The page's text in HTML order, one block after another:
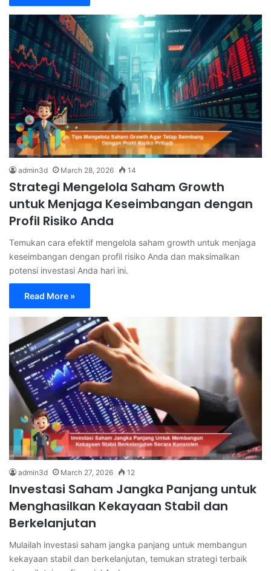
admin3d March 28, 2026 14
Strategi Mengelola Saham Growth
untuk Menjaga Keseimbangan dengan
Profil Risiko Anda
Temukan cara efektif mengelola saham growth untuk menjaga
keseimbangan dengan profil risiko Anda dan maksimalkan
potensi investasi Anda hari ini.
Read More »
admin3d March 27, 2026 12
Investasi Saham Jangka Panjang untuk
Menghasilkan Kekayaan Stabil dan
Berkelanjutan
Mulailah investasi saham jangka panjang untuk membangun
kekayaan stabil dan berkelanjutan, temukan strategi terbaik